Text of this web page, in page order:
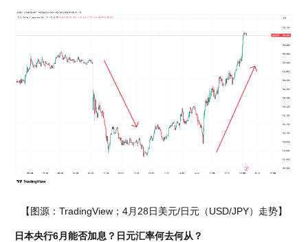
【图源：TradingView；4月28日美元/日元（USD/JPY）走势】
日本央行6月能否加息？日元汇率何去何从？